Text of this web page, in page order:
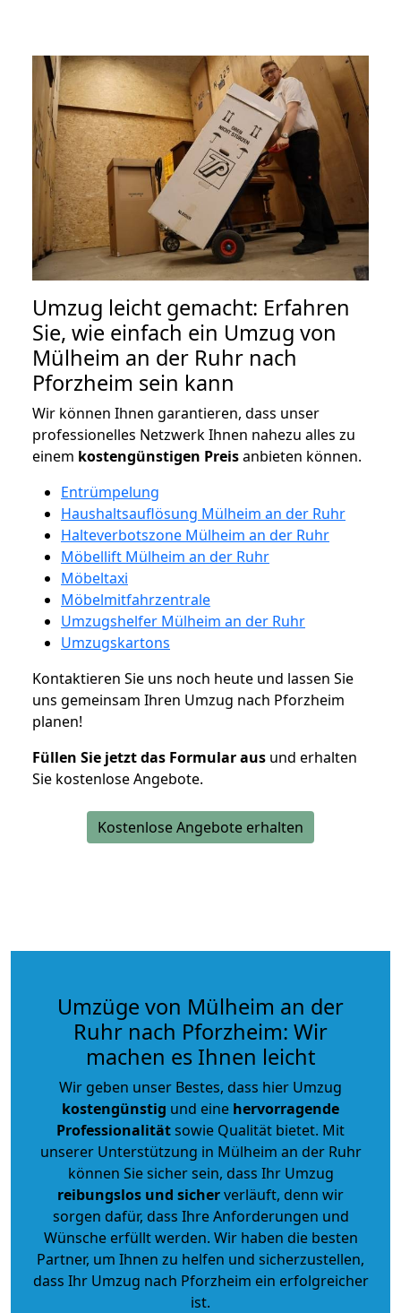
Umzug leicht gemacht: Erfahren
Sie, wie einfach ein Umzug von
Mülheim an der Ruhr nach
Pforzheim sein kann
Wir können Ihnen garantieren, dass unser
professionelles Netzwerk Ihnen nahezu alles zu
einem kostengünstigen Preisanbieten können.
Entrümpelung
Haushaltsauflösung Mülheim an der Ruhr
Halteverbotszone Mülheim an der Ruhr
Möbellift Mülheim an der Ruhr
Möbeltaxi
Möbelmitfahrzentrale
Umzugshelfer Mülheim an der Ruhr
Umzugskartons
Kontaktieren Sie uns noch heute und lassen Sie
uns gemeinsam Ihren Umzug nach Pforzheim
planen!
Füllen Sie jetzt das Formular aus und erhalten
Sie kostenlose Angebote.
Kostenlose Angebote erhalten
Umzüge von Mülheim an der
Ruhr nach Pforzheim: Wir
machen es Ihnen leicht
Wir geben unser Bestes, dass hier Umzug
kostengünstig und eine hervorragende
Professionalitätsowie Qualität bietet. Mit
unserer Unterstützung in Mülheim an der Ruhr
können Sie sicher sein, dass Ihr Umzug
reibungslos und sicherverläuft, denn wir
sorgen dafür, dass Ihre Anforderungen und
Wünsche erfüllt werden. Wir haben die besten
Partner, um Ihnen zu helfen und sicherzustellen,
dass Ihr Umzug nach Pforzheim ein erfolgreicher
ist.